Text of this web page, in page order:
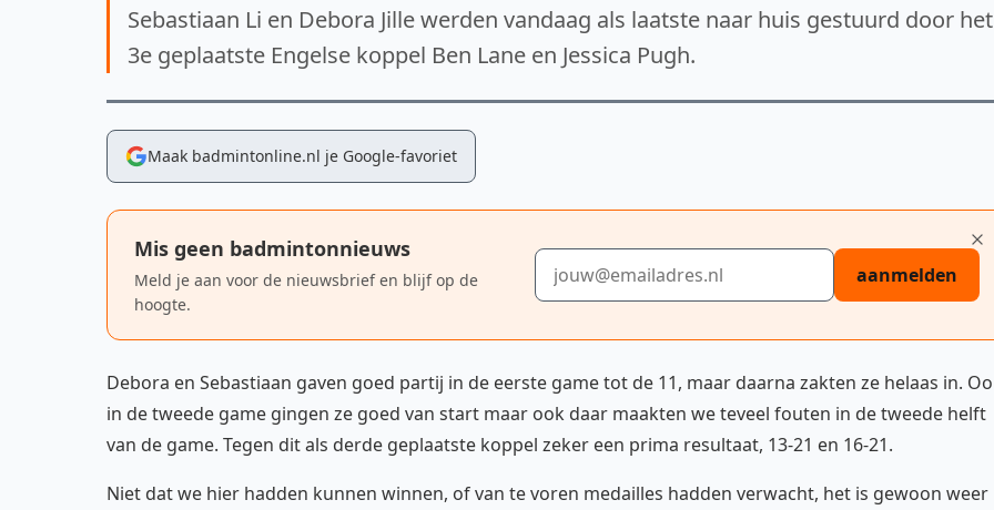
Sebastiaan Li en Debora Jille werden vandaag als laatste naar huis gestuurd door het
3e geplaatste Engelse koppel Ben Lane en Jessica Pugh.
Maak badmintonline.nl je Google-favoriet
Mis geen badmintonnieuws
Meld je aan voor de nieuwsbrief en blijf op de
hoogte.
E-mailadres
aanmelden
Debora en Sebastiaan gaven goed partij in de eerste game tot de 11, maar daarna zakten ze helaas in.
in de tweede game gingen ze goed van start maar ook daar maakten we teveel fouten in de tweede helft
van de game. Tegen dit als derde geplaatste koppel zeker een prima resultaat, 13-21 en 16-21.
Niet dat we hier hadden kunnen winnen, of van te voren medailles hadden verwacht, het is gewoon weer